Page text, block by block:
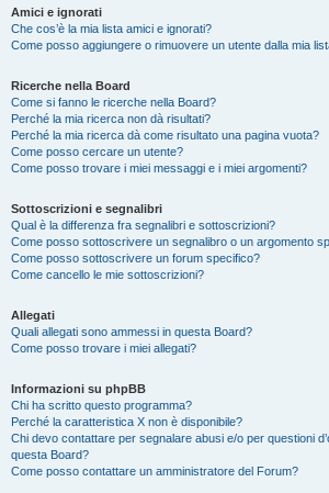
Amici e ignorati
Che cos’è la mia lista amici e ignorati?
Come posso aggiungere o rimuovere un utente dalla mia
Ricerche nella Board
Come si fanno le ricerche nella Board?
Perché la mia ricerca non dà risultati?
Perché la mia ricerca dà come risultato una pagina vuota?
Come posso cercare un utente?
Come posso trovare i miei messaggi e i miei argomenti?
Sottoscrizioni e segnalibri
Qual è la differenza fra segnalibri e sottoscrizioni?
Come posso sottoscrivere un segnalibro o un argomento
Come posso sottoscrivere un forum specifico?
Come cancello le mie sottoscrizioni?
Allegati
Quali allegati sono ammessi in questa Board?
Come posso trovare i miei allegati?
Informazioni su phpBB
Chi ha scritto questo programma?
Perché la caratteristica X non è disponibile?
Chi devo contattare per segnalare abusi e/o per questioni
questa Board?
Come posso contattare un amministratore del Forum?